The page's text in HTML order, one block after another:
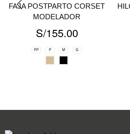
FAJA POSTPARTO CORSET
MODELADOR
S/155.00
PP P M G